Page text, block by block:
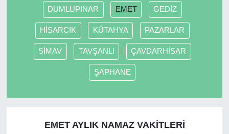
DUMLUPINAR EMET GEDİZ
HİSARCIK KÜTAHYA PAZARLAR
SİMAV TAVŞANLI ÇAVDARHİSAR
ŞAPHANE
EMET AYLIK NAMAZ VAKITLERI